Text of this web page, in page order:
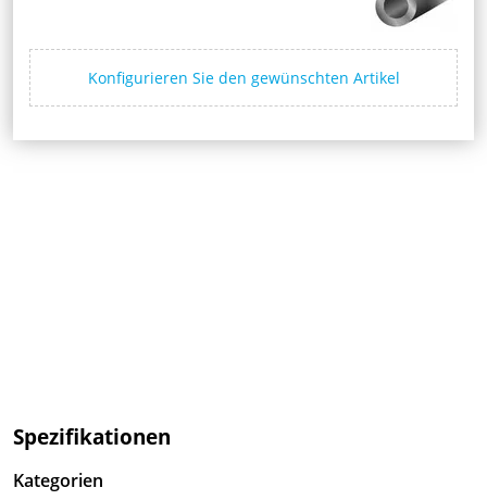
Konfigurieren Sie den gewünschten Artikel
Spezifikationen
Kategorien